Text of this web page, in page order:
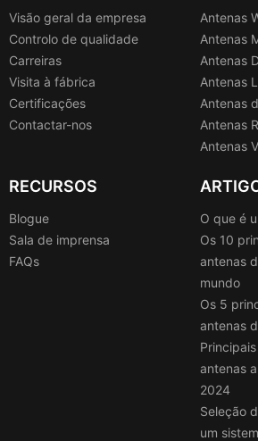
Visão geral da empresa
Controlo de qualidade
Carreiras
Visita à fábrica
Certificações
Contactar-nos
Antenas
Antenas
Antenas
Antenas
Antenas
Antenas
Antenas
RECURSOS
Blogue
Sala de imprensa
FAQs
O que é
Os 10
antenas
mundo
Os 5
antenas
antenas
2024
Seleção
um